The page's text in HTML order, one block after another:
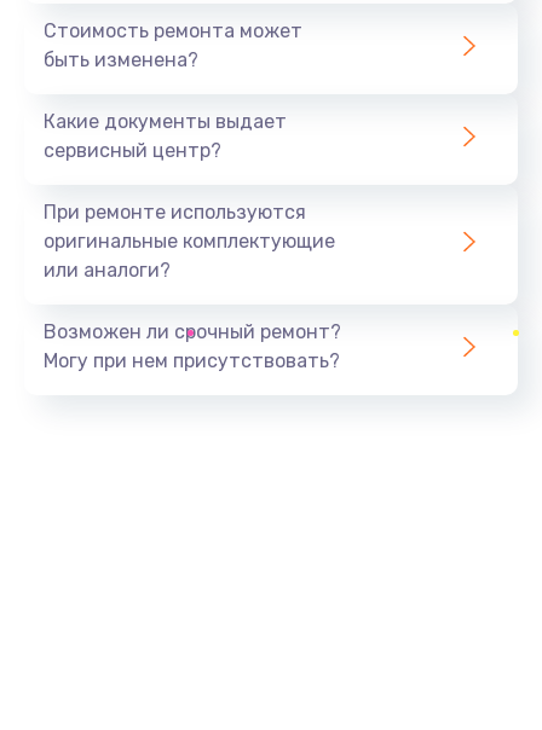
1440 руб.
Ремонт южного моста
Замена батарейки BIOS
Заказать
Стоимость ремонта может
быть изменена?
Какие документы выдает
сервисный центр?
При ремонте используются
оригинальные комплектующие
или аналоги?
Возможен ли срочный ремонт?
Могу при нем присутствовать?